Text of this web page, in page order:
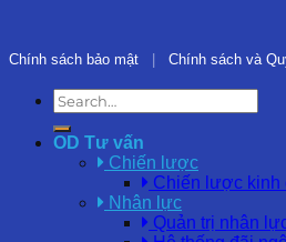
Chính sách bảo mật Chính sách và
OD Tư vấn
Chiến lược
Chiến lược kinh
Nhân lực
Quản trị nhân